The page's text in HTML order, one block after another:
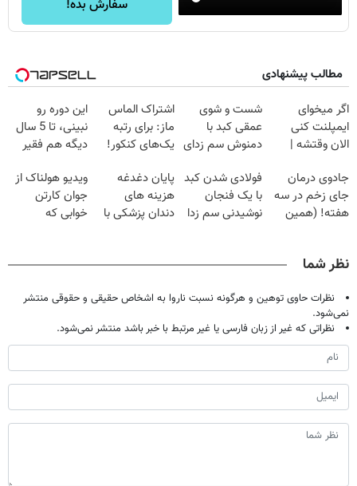
سفارش بده!
مطالب پیشنهادی
اگر میخوای
ایمپلنت کنی
الان وقتشه |
میلیون تومان!!!
شست و شوی
عمقی کبد با
دمنوش سم زدای
اشتراک الماس
ماز: برای رتبه
یک‌های کنکور!
این دوره رو
نبینی، تا 5 سال
دیگه هم فقیر
الان ثبت نام کن
جادوی درمان
جای زخم در سه
هفته! (همین
فولادی شدن کبد
با یک فنجان
نوشیدنی سم زدا
پایان دغدغه
هزینه های
دندان پزشکی با
ویدیو هولناک از
جوان کارتن
خوابی که
نظر شما
نظرات حاوی توهین و هرگونه نسبت ناروا به اشخاص حقیقی و حقوقی منتشر
نمی‌شود.
نظراتی که غیر از زبان فارسی یا غیر مرتبط با خبر باشد منتشر نمی‌شود.